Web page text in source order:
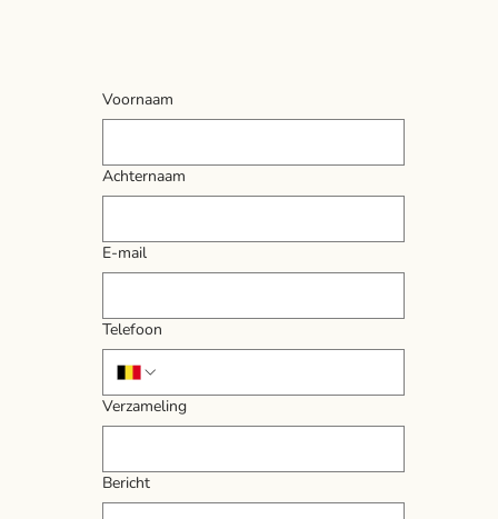
Voornaam
Achternaam
E-mail
Telefoon
Verzameling
Bericht